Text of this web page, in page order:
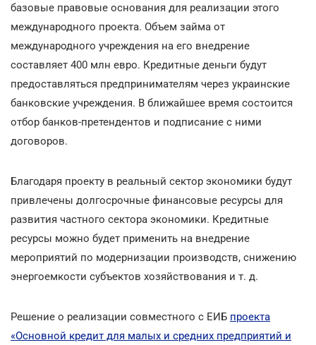
базовые правовые основания для реализации этого
международного проекта. Объем займа от
международного учреждения на его внедрение
составляет 400 млн евро. Кредитные деньги будут
предоставляться предпринимателям через украинские
банковские учреждения. В ближайшее время состоится
отбор банков-претендентов и подписание с ними
договоров.
Благодаря проекту в реальный сектор экономики будут
привлечены долгосрочные финансовые ресурсы для
развития частного сектора экономики. Кредитные
ресурсы можно будет применить на внедрение
мероприятий по модернизации производств, снижению
энергоемкости субъектов хозяйствования и т. д.
Решение о реализации совместного с ЕИБ проекта
«Основной кредит для малых и средних предприятий и